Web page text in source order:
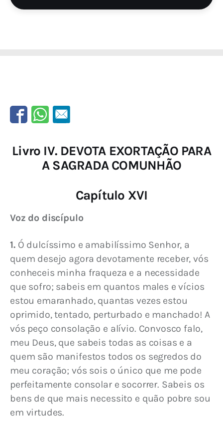
Livro IV. DEVOTA EXORTAÇÃO PARA
A SAGRADA COMUNHÃO
Capítulo XVI
Voz do discípulo
1. Ó dulcíssimo e amabilíssimo Senhor, a
quem desejo agora devotamente receber, vós
conheceis minha fraqueza e a necessidade
que sofro; sabeis em quantos males e vícios
estou emaranhado, quantas vezes estou
oprimido, tentado, perturbado e manchado! A
vós peço consolação e alívio. Convosco falo,
meu Deus, que sabeis todas as coisas e a
quem são manifestos todos os segredos do
meu coração; vós sois o único que me pode
perfeitamente consolar e socorrer. Sabeis os
bens de que mais necessito e quão pobre sou
em virtudes.